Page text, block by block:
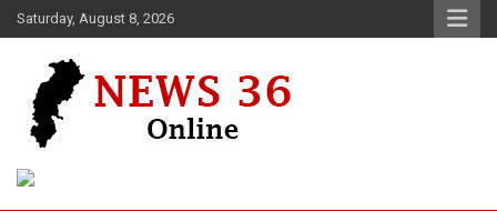
Skip
to
Saturday, August 8, 2026
News 36